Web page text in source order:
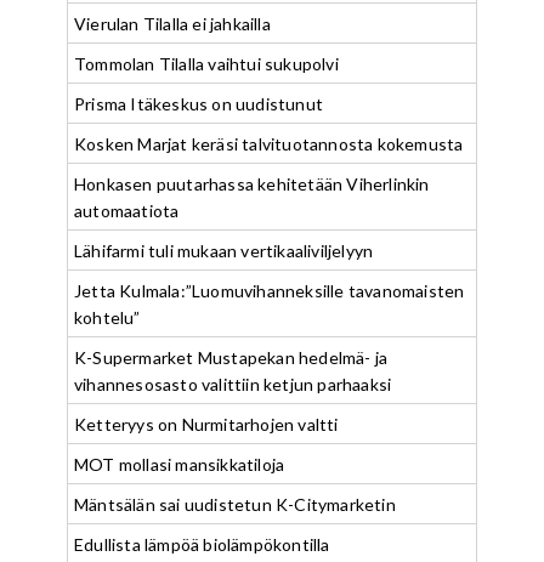
Vierulan Tilalla ei jahkailla
Tommolan Tilalla vaihtui sukupolvi
Prisma Itäkeskus on uudistunut
Kosken Marjat keräsi talvituotannosta kokemusta
Honkasen puutarhassa kehitetään Viherlinkin
automaatiota
Lähifarmi tuli mukaan vertikaaliviljelyyn
Jetta Kulmala:”Luomuvihanneksille tavanomaisten
kohtelu”
K-Supermarket Mustapekan hedelmä- ja
vihannesosasto valittiin ketjun parhaaksi
Ketteryys on Nurmitarhojen valtti
MOT mollasi mansikkatiloja
Mäntsälän sai uudistetun K-Citymarketin
Edullista lämpöä biolämpökontilla